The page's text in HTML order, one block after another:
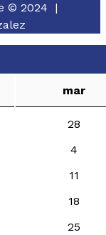
© 2024 |
mar
28
4
11
18
25